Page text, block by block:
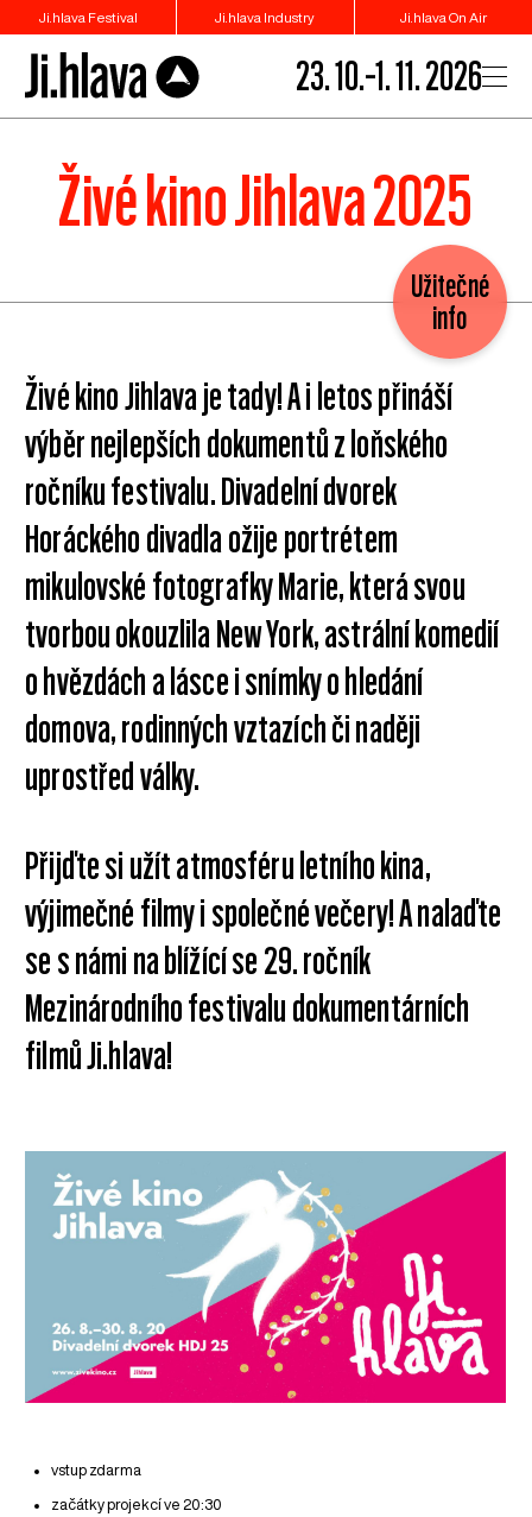
Ji.hlava Festival Ji.hlava Industry Ji.hlava On Air
23. 10.–1. 11. 2026
Živé kino Jihlava 2025
Užitečné
info
Živé kino Jihlava je tady! A i letos přináší
výběr nejlepších dokumentů z loňského
ročníku festivalu. Divadelní dvorek
Horáckého divadla ožije portrétem
mikulovské fotografky Marie, která svou
tvorbou okouzlila New York, astrální komedií
o hvězdách a lásce i snímky o hledání
domova, rodinných vztazích či naději
uprostřed války.
Přijďte si užít atmosféru letního kina,
výjimečné filmy i společné večery! A nalaďte
se s námi na blížící se 29. ročník
Mezinárodního festivalu dokumentárních
filmů Ji.hlava!
vstup zdarma
začátky projekcí ve 20:30